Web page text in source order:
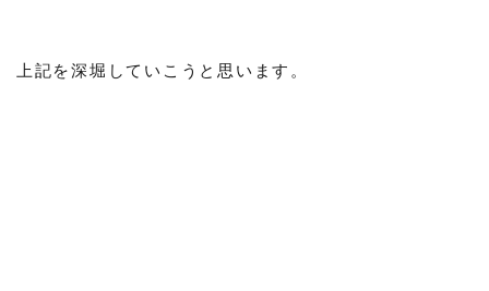
上記を深堀していこうと思います。